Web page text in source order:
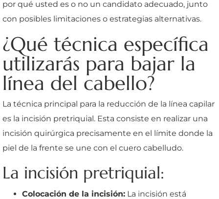
por qué usted es o no un candidato adecuado, junto
con posibles limitaciones o estrategias alternativas.
¿Qué técnica específica
utilizarás para bajar la
línea del cabello?
La técnica principal para la reducción de la línea capilar
es la incisión pretriquial. Esta consiste en realizar una
incisión quirúrgica precisamente en el límite donde la
piel de la frente se une con el cuero cabelludo.
La incisión pretriquial:
Colocación de la incisión: La incisión está